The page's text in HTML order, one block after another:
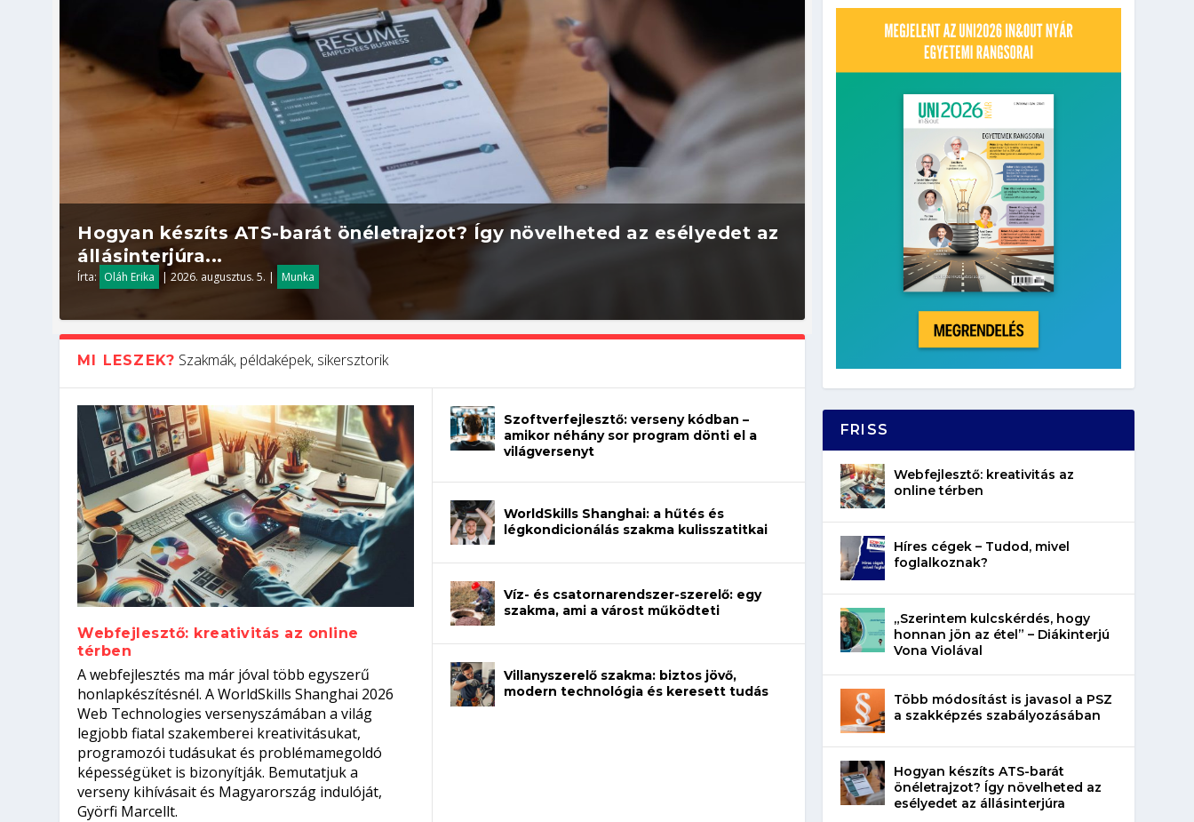
Hogyan készíts ATS-barát önéletrajzot? Így növelheted az esélyedet az
állásinterjúra...
Írta: Oláh Erika |2026. augusztus. 5. | Munka
Kitalálod, mire használják ezeket a gépeket?
Írta: Tóth Mónika |2026. augusztus. 4.| Kvíz
Nem sikerült az egyetemi felvételi? Tanulj szakmát!
Írta: Oláh Erika |2026. augusztus. 4.| Iskolák
Szoftverfejlesztő: verseny kódban – amikor néhány sor program dönti
el a világversenyt...
Írta: Szakmát Szerzek | 2026. augusztus. 3.| Mi leszek?
Digitális detox – hogyan kapcsolódj ki telefon nélkül?
Írta: Oláh Erika |2026. augusztus. 3.| Egészség
MI LESZEK? Szakmák, példaképek, sikersztorik
Webfejlesztő: kreativitás az online
térben
A webfejlesztés ma már jóval több egyszerű
honlapkészítésnél. A WorldSkills Shanghai 2026
Web Technologies versenyszámában a világ
legjobb fiatal szakemberei kreativitásukat,
programozói tudásukat és problémamegoldó
képességüket is bizonyítják. Bemutatjuk a
verseny kihívásait és Magyarország indulóját,
Györfi Marcellt.
Szoftverfejlesztő: verseny kódban –
amikor néhány sor program dönti el a
világversenyt
WorldSkills Shanghai: a hűtés és
légkondicionálás szakma kulisszatitkai
Víz- és csatornarendszer-szerelő: egy
szakma, ami a várost működteti
Villanyszerelő szakma: biztos jövő,
modern technológia és keresett tudás
FRISS
Webfejlesztő: kreativitás az
online térben
Híres cégek – Tudod, mivel
foglalkoznak?
„Szerintem kulcskérdés, hogy
honnan jön az étel” – Diákinterjú
Vona Violával
Több módosítást is javasol a PSZ
a szakképzés szabályozásában
Hogyan készíts ATS-barát
önéletrajzot? Így növelheted az
esélyedet az állásinterjúra